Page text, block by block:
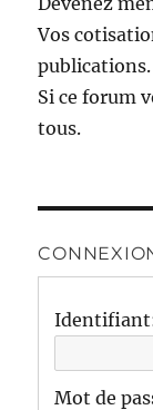
Vos
publications.
Si ce forum
tous.
Mot de